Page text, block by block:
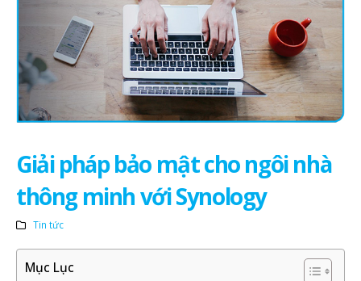
Giải pháp bảo mật cho ngôi nhà
thông minh với Synology
Tin tức
Mục Lục